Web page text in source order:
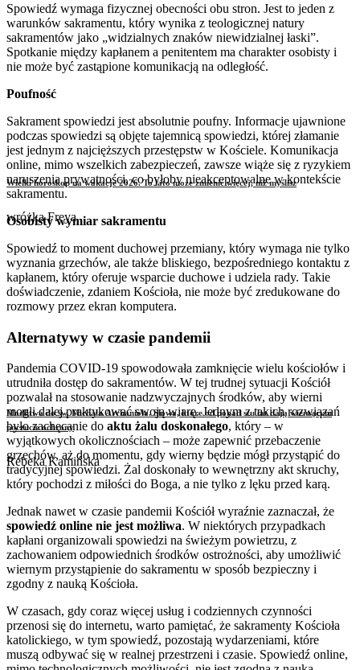
Wielki horoskop na wakacje 2026. To lato może zmienić więcej, niż myślisz
wróżka Freya
Modlitwa do św. Michała Archanioła. Słowa, które od ponad stu lat dają wierzącym
poczucie ochrony
Rebeka Kamińska
Spowiedź wymaga fizycznej obecności obu stron. Jest to jeden z
warunków sakramentu, który wynika z teologicznej natury
sakramentów jako „widzialnych znaków niewidzialnej łaski”.
Spotkanie między kapłanem a penitentem ma charakter osobisty i
nie może być zastąpione komunikacją na odległość.
Poufność
Sakrament spowiedzi jest absolutnie poufny. Informacje ujawnione
podczas spowiedzi są objęte tajemnicą spowiedzi, której złamanie
jest jednym z najcięższych przestępstw w Kościele. Komunikacja
online, mimo wszelkich zabezpieczeń, zawsze wiąże się z ryzykiem
naruszenia prywatności, co byłoby nieakceptowalne w kontekście
sakramentu.
Osobisty wymiar sakramentu
Spowiedź to moment duchowej przemiany, który wymaga nie tylko
wyznania grzechów, ale także bliskiego, bezpośredniego kontaktu z
kapłanem, który oferuje wsparcie duchowe i udziela rady. Takie
doświadczenie, zdaniem Kościoła, nie może być zredukowane do
rozmowy przez ekran komputera.
Alternatywy w czasie pandemii
Pandemia COVID-19 spowodowała zamknięcie wielu kościołów i
utrudniła dostęp do sakramentów. W tej trudnej sytuacji Kościół
pozwalał na stosowanie nadzwyczajnych środków, aby wierni
mogli dalej praktykować swoją wiarę. Jednym z takich rozwiązań
było zachęcanie do aktu żalu doskonałego, który – w
wyjątkowych okolicznościach – może zapewnić przebaczenie
grzechów, aż do momentu, gdy wierny będzie mógł przystąpić do
tradycyjnej spowiedzi. Żal doskonały to wewnętrzny akt skruchy,
który pochodzi z miłości do Boga, a nie tylko z lęku przed karą.
Jednak nawet w czasie pandemii Kościół wyraźnie zaznaczał, że
spowiedź online nie jest możliwa. W niektórych przypadkach
kapłani organizowali spowiedzi na świeżym powietrzu, z
zachowaniem odpowiednich środków ostrożności, aby umożliwić
wiernym przystąpienie do sakramentu w sposób bezpieczny i
zgodny z nauką Kościoła.
W czasach, gdy coraz więcej usług i codziennych czynności
przenosi się do internetu, warto pamiętać, że sakramenty Kościoła
katolickiego, w tym spowiedź, pozostają wydarzeniami, które
muszą odbywać się w realnej przestrzeni i czasie. Spowiedź online,